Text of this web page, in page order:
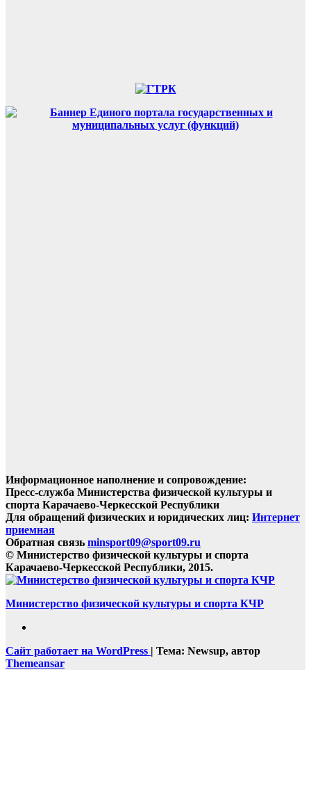
Информационное наполнение и сопровождение:
Пресс-служба Министерства физической культуры и
спорта Карачаево-Черкесской Республики
Для обращений физических и юридических лиц: Интернет
приемная
Обратная связь minsport09@sport09.ru
© Министерство физической культуры и спорта
Карачаево-Черкесской Республики, 2015.
Министерство физической культуры и спорта КЧР
Сайт работает на WordPress | Тема: Newsup, автор
Themeansar